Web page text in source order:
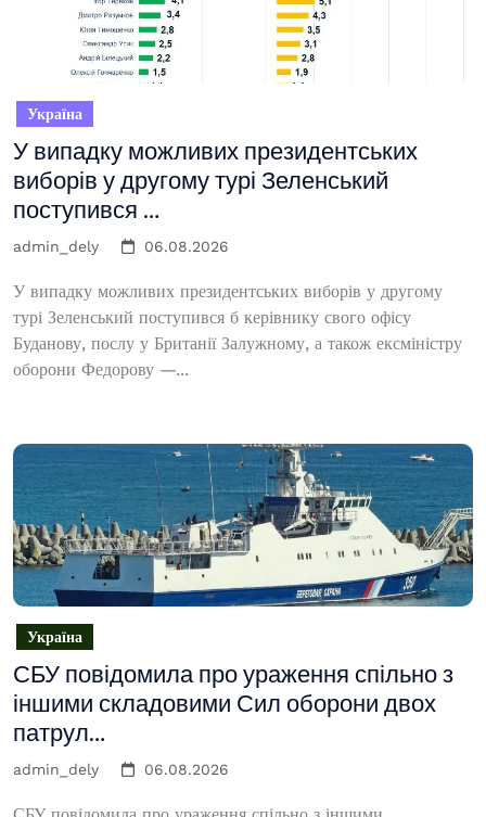
Україна
У випадку можливих президентських
виборів у другому турі Зеленський
поступився …
admin_dely 06.08.2026
У випадку можливих президентських виборів у другому
турі Зеленський поступився б керівнику свого офісу
Буданову, послу у Британії Залужному, а також ексміністру
оборони Федорову —...
Україна
СБУ повідомила про ураження спільно з
іншими складовими Сил оборони двох
патрул…
admin_dely 06.08.2026